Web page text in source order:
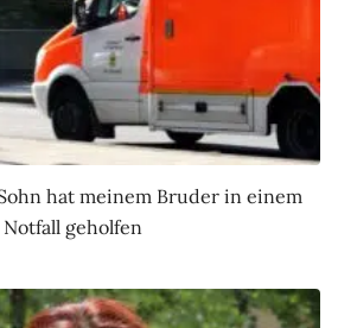
hat meinem Bruder in einem
Notfall geholfen